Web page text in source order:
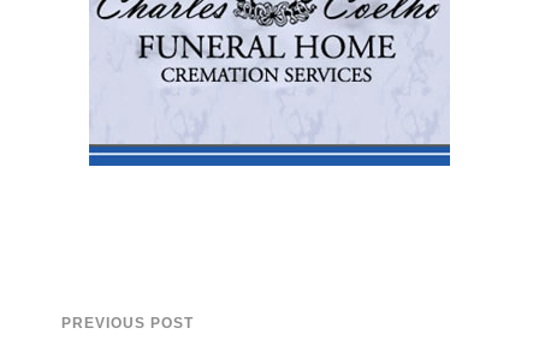
PREVIOUS POST